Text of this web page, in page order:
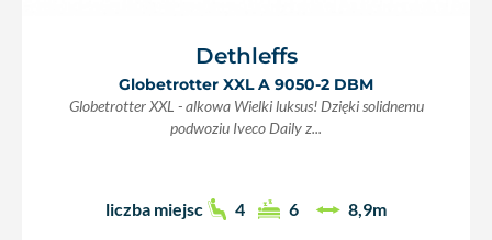
Dethleffs
Globetrotter XXL A 9050-2 DBM
Globetrotter XXL - alkowa Wielki luksus! Dzięki solidnemu
podwoziu Iveco Daily z...
liczba miejsc 4 6 8,9m